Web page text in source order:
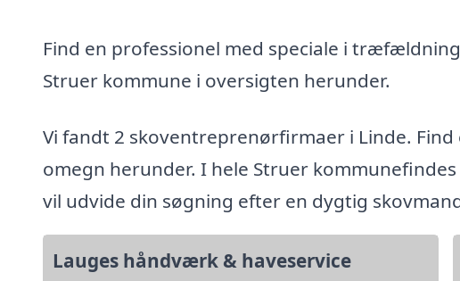
Find en professionel med speciale i
Struer kommune i oversigten herunder.
Vi fandt 2 skoventreprenørfirmaer i Linde.
omegn herunder. I hele Struer
vil udvide din søgning efter en dygtig
Lauges håndværk & haveservice